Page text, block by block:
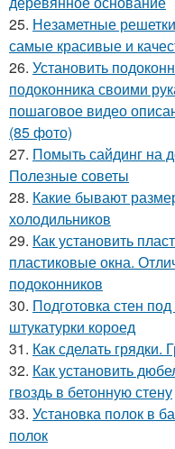
25. Незаметные
самые красивые и
26. Установить
подоконника своими
пошаговое видео
(85 фото)
27. Помыть сайдинг на
Полезные советы
28. Какие бывают
холодильников
29. Как установить
пластиковые окна.
подоконников
30. Подготовка стен
штукатурки короед
31. Как сделать грядки.
32. Как установить
гвоздь в бетонную стену
33. Установка полок в
полок